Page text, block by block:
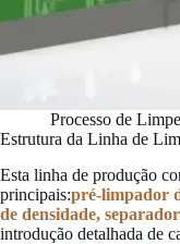
Processo de
Estrutura da Linha de
Esta linha de produção
principais:pré-limpador
de densidade,
introdução detalhada de